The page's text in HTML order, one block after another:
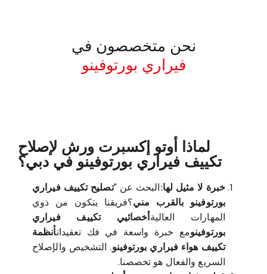
نحن متخصصون في
فيراري بورتوفينو
لماذا أوتو إكسبرت ورش لإصلاح
تكييف فيراري بورتوفينو في دبي؟
خبرة لا مثيل لها:البحث عن "تصليح تكييف فيراري
بورتوفينو بالقرب مني؟فريقنا يتكون من ذوي
المهارات العاليةأخصائيي تكييف فيراري
بورتوفينومع خبرة واسعة في فك تعقيداتأنظمة
تكييف هواء فيراري بورتوفينو. التشخيص والإصلاح
السريع والفعال هو تخصصنا.